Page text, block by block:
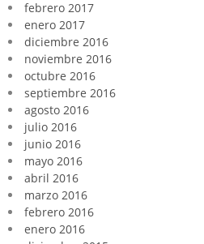
febrero 2017
enero 2017
diciembre 2016
noviembre 2016
octubre 2016
septiembre 2016
agosto 2016
julio 2016
junio 2016
mayo 2016
abril 2016
marzo 2016
febrero 2016
enero 2016